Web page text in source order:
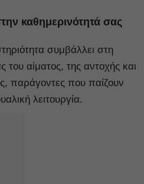
καθημερινότητά σας
συμβάλλει στη
του αίματος, της αντοχής και
παράγοντες που παίζουν
λειτουργία.